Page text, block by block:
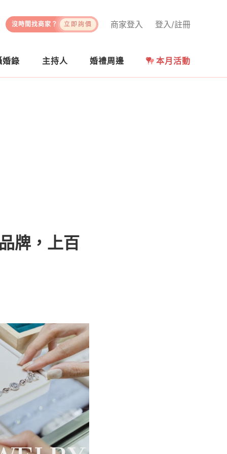
登入/註冊
商家登入
沒時間找商家？ 立即詢價
婚錄 主持人 婚禮周邊 本月活動
牌，上百